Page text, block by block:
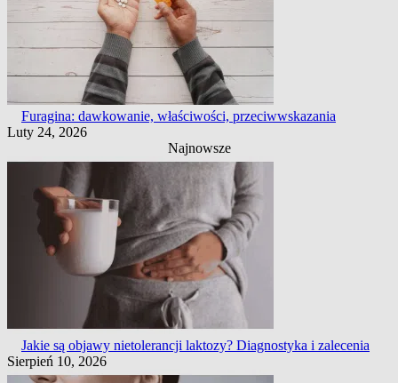
Furagina: dawkowanie, właściwości, przeciwwskazania
Luty 24, 2026
Najnowsze
Jakie są objawy nietolerancji laktozy? Diagnostyka i zalecenia
Sierpień 10, 2026